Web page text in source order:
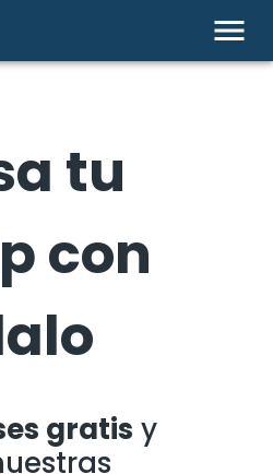
tu
con
gratis y